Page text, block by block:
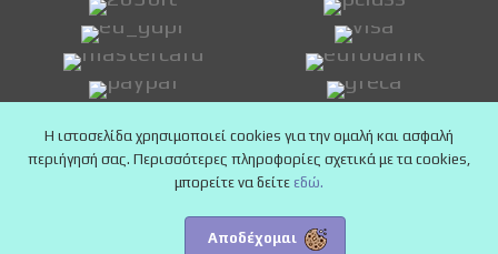
Η ιστοσελίδα χρησιμοποιεί cookies για την ομαλή και ασφαλή
περιήγησή σας. Περισσότερες πληροφορίες σχετικά με τα cookies,
μπορείτε να δείτε εδώ.
Αποδέχομαι
Copyright © 2025 24pharmacy.deals - All Rights Reserved.